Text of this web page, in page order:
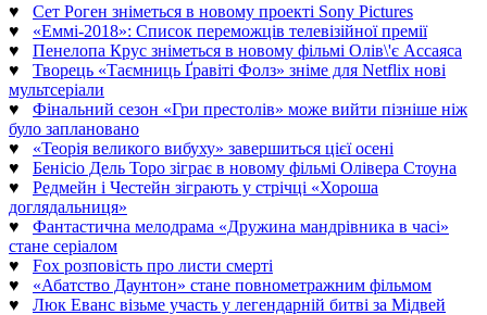
♥ Сет Роген зніметься в новому проекті Sony Pictures
♥ «Еммі-2018»: Список переможців телевізійної премії
♥ Пенелопа Крус зніметься в новому фільмі Олів\'є Ассаяса
♥ Творець «Таємниць Ґравіті Фолз» зніме для Netflix нові
мультсеріали
♥ Фінальний сезон «Гри престолів» може вийти пізніше ніж
було заплановано
♥ «Теорія великого вибуху» завершиться цієї осені
♥ Бенісіо Дель Торо зіграє в новому фільмі Олівера Стоуна
♥ Редмейн і Честейн зіграють у стрічці «Хороша
доглядальниця»
♥ Фантастична мелодрама «Дружина мандрівника в часі»
стане серіалом
♥ Fox розповість про листи смерті
♥ «Абатство Даунтон» стане повнометражним фільмом
♥ Люк Еванс візьме участь у легендарній битві за Мідвей